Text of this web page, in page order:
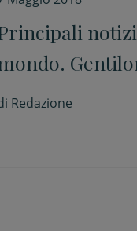
Mattarella
Redazione